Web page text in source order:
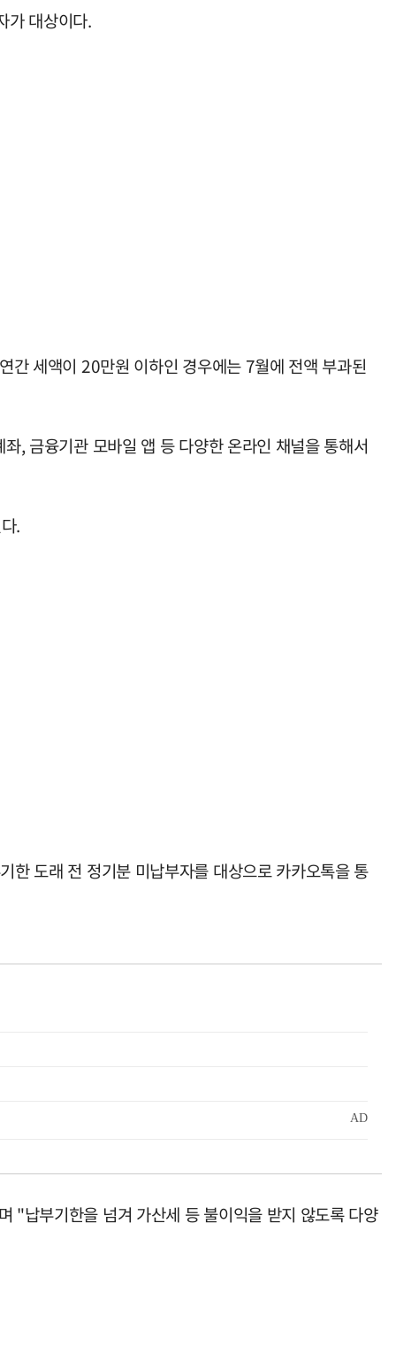
가 대상이다.
간 세액이 20만원 이하인 경우에는 7월에 전액 부과된
, 금융기관 모바일 앱 등 다양한 온라인 채널을 통해서
.
한 도래 전 정기분 미납부자를 대상으로 카카오톡을 통
"납부기한을 넘겨 가산세 등 불이익을 받지 않도록 다양